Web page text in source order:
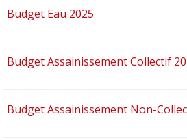
Budget Eau 2025
Budget Assainissement Collectif
Budget Assainissement Non-